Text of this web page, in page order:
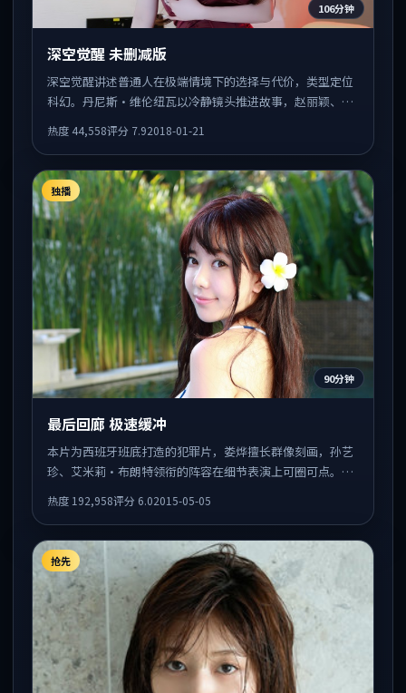
106分钟
深空觉醒 未删减版
深空觉醒讲述普通人在极端情境下的选择与代价，类型定位
科幻。丹尼斯·维伦纽瓦以冷静镜头推进故事，赵丽颖、堺
热度 44,558评分 7.92018-01-21
独播
90分钟
最后回廊 极速缓冲
本片为西班牙班底打造的犯罪片，娄烨擅长群像刻画，孙艺
珍、艾米莉·布朗特领衔的阵容在细节表演上可圈可点。剧
热度 192,958评分 6.02015-05-05
抢先